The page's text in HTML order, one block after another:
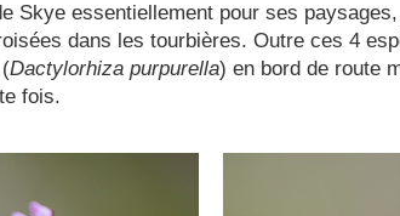
Skye essentiellement pour ses
dans les tourbières. Outre ces 4
Dactylorhiza purpurella) en bord de route
fois.